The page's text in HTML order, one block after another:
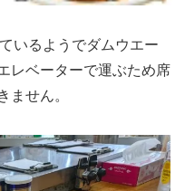
いるようでダムウエー
レベーターで運ぶため席
ません。